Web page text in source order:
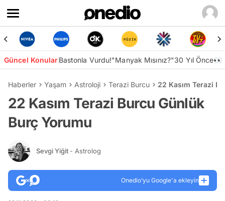
Güncel KonularBastonla Vurdu!"Manyak Mısınız?"30 Yıl Önce👀
Haberler Yaşam Astroloji Terazi Burcu 22 Kasım Terazi
22 Kasım Terazi Burcu Günlük
Burç Yorumu
Sevgi Yiğit - Astrolog
Onedio’yu Google'a ekleyin